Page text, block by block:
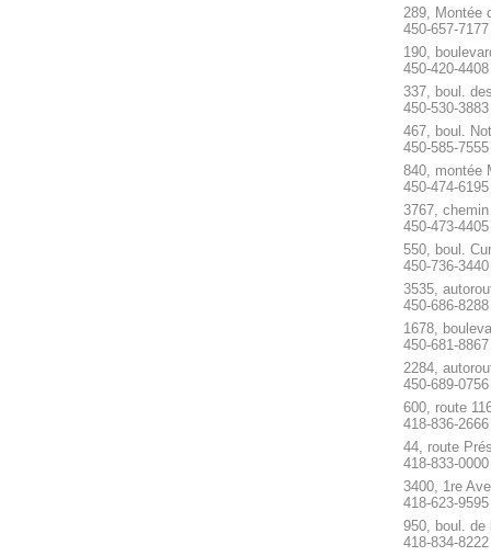
289, Montée
450-657-7177
190,
450-420-4408
337, boul.
450-530-3883
467, boul.
450-585-7555
840, montée
450-474-6195
3767,
450-473-4405
550, boul.
450-736-3440
3535,
450-686-8288
1678,
450-681-8867
2284,
450-689-0756
600, route
418-836-2666
44, route
418-833-0000
3400, 1re
418-623-9595
950, boul. de
418-834-8222